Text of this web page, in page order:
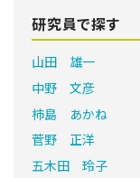
研究員で探す
山田 雄一
中野 文彦
柿島 あかね
菅野 正洋
五木田 玲子